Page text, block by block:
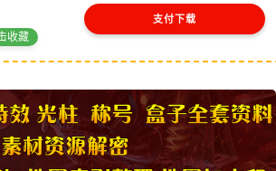
支付下载
收藏